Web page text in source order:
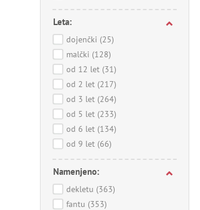
Leta:
dojenčki (25)
malčki (128)
od 12 let (31)
od 2 let (217)
od 3 let (264)
od 5 let (233)
od 6 let (134)
od 9 let (66)
Namenjeno:
dekletu (363)
fantu (353)